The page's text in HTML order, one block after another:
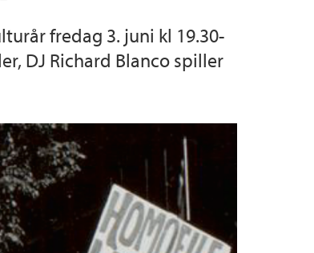
fredag 3. juni kl 19.30-
DJ Richard Blanco spiller